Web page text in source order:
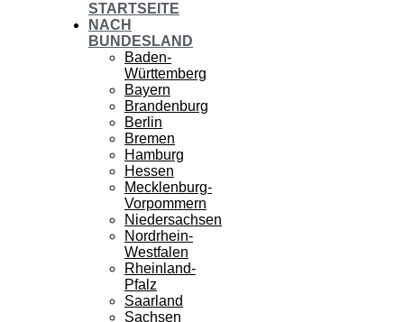
STARTSEITE
NACH
BUNDESLAND
Baden-
Württemberg
Bayern
Brandenburg
Berlin
Bremen
Hamburg
Hessen
Mecklenburg-
Vorpommern
Niedersachsen
Nordrhein-
Westfalen
Rheinland-
Pfalz
Saarland
Sachsen